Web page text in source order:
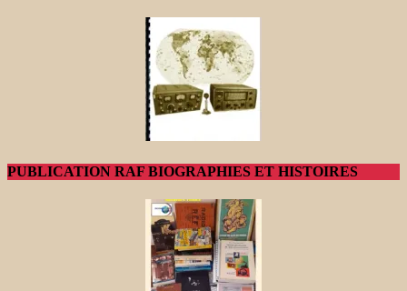
PUBLICATION RAF BIOGRAPHIES ET HISTOIRES